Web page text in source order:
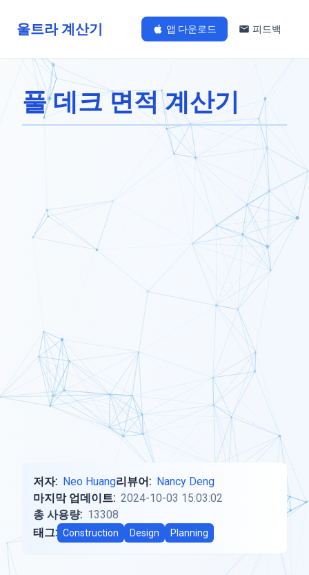
울트라 계산기 앱 다운로드 피드백
풀 데크 면적 계산기
저자: Neo Huang리뷰어: Nancy Deng
마지막 업데이트: 2024-10-03 15:03:02
총 사용량: 13308
태그: Construction Design Planning